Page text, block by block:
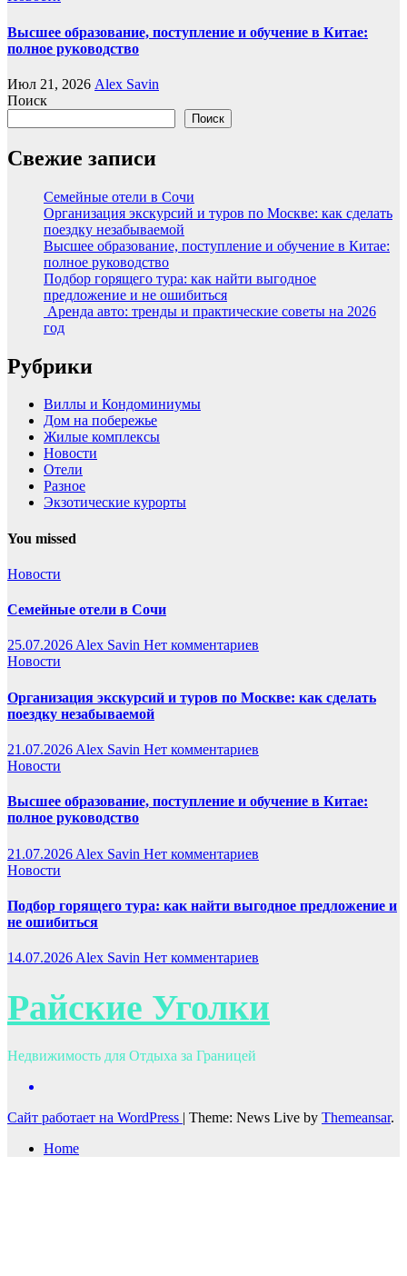
Высшее образование, поступление и обучение в Китае:
полное руководство
Июл 21, 2026 Alex Savin
Поиск
Поиск
Свежие записи
Семейные отели в Сочи
Организация экскурсий и туров по Москве: как сделать
поездку незабываемой
Высшее образование, поступление и обучение в Китае:
полное руководство
Подбор горящего тура: как найти выгодное
предложение и не ошибиться
Аренда авто: тренды и практические советы на 2026
год
Рубрики
Виллы и Кондоминиумы
Дом на побережье
Жилые комплексы
Новости
Отели
Разное
Экзотические курорты
You missed
Новости
Семейные отели в Сочи
25.07.2026Alex Savin Нет комментариев
Новости
Организация экскурсий и туров по Москве: как сделать
поездку незабываемой
21.07.2026 Alex Savin Нет комментариев
Новости
Высшее образование, поступление и обучение в Китае:
полное руководство
21.07.2026 Alex Savin Нет комментариев
Новости
Подбор горящего тура: как найти выгодное предложение и
не ошибиться
14.07.2026 Alex Savin Нет комментариев
Райские Уголки
Недвижимость для Отдыха за Границей
Сайт работает на WordPress | Theme: News Live by Themeansar.
Home